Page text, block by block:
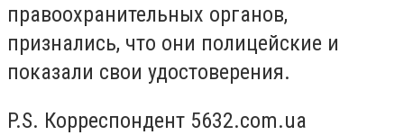
правоохранительных органов,
признались, что они полицейские и
показали свои удостоверения.
P.S. Корреспондент 5632.com.ua